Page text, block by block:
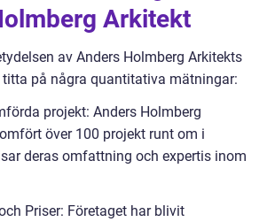
Arkitekt
av Anders Holmberg Arkitekts
titta på några quantitativa mätningar:
projekt: Anders Holmberg
över 100 projekt runt om i
deras omfattning och expertis inom
Priser: Företaget har blivit